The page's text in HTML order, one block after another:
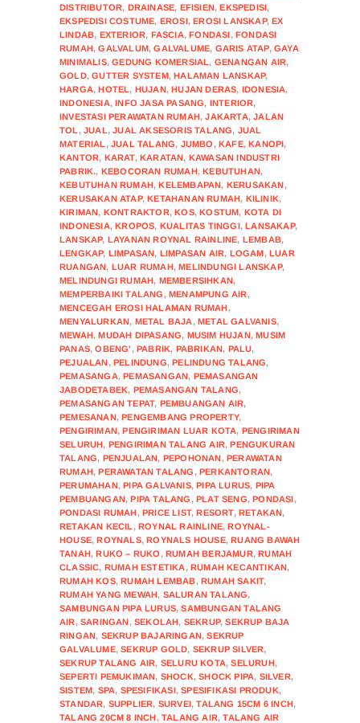
DISTRIBUTOR, DRAINASE, EFISIEN,EKSPEDISI,
EKSPEDISI COSTUME, EROSI,EROSI LANSKAP,EX
LINDAB, EXTERIOR, FASCIA,FONDASI,FONDASI
RUMAH,GALVALUM,GALVALUME, GARIS ATAP,GAYA
MINIMALIS,GEDUNG KOMERSIAL, GENANGAN AIR,
GOLD,GUTTER SYSTEM,HALAMAN LANSKAP,
HARGA,HOTEL, HUJAN,HUJAN DERAS, IDONESIA,
INDONESIA,INFO JASA PASANG, INTERIOR,
INVESTASI PERAWATAN RUMAH,JAKARTA,JALAN
TOL ,JUAL,JUAL AKSESORIS TALANG, JUAL
MATERIAL ,JUAL TALANG, JUMBO ,KAFE,KANOPI,
KANTOR, KARAT,KARATAN, KAWASAN INDUSTRI
PABRIK., KEBOCORAN RUMAH,KEBUTUHAN,
KEBUTUHAN RUMAH,KELEMBAPAN, KERUSAKAN,
KERUSAKAN ATAP,KETAHANAN RUMAH, KILINIK,
KIRIMAN, KONTRAKTOR,KOS,KOSTUM, KOTA DI
INDONESIA,KROPOS, KUALITAS TINGGI,LANSAKAP,
LANSKAP, LAYANAN ROYNAL RAINLINE, LEMBAB,
LENGKAP, LIMPASAN, LIMPASAN AIR, LOGAM,LUAR
RUANGAN, LUAR RUMAH,MELINDUNGI LANSKAP,
MELINDUNGI RUMAH, MEMBERSIHKAN,
MEMPERBAIKI TALANG ,MENAMPUNG AIR,
MENCEGAH EROSI HALAMAN RUMAH,
MENYALURKAN, METAL BAJA,METAL GALVANIS,
MEWAH,MUDAH DIPASANG, MUSIM HUJAN,MUSIM
PANAS,OBENG' ,PABRIK, PABRIKAN, PALU,
PEJUALAN,PELINDUNG,PELINDUNG TALANG,
PEMASANGA,PEMASANGAN, PEMASANGAN
JABODETABEK, PEMASANGAN TALANG,
PEMASANGAN TEPAT, PEMBUANGAN AIR,
PEMESANAN,PENGEMBANG PROPERTY,
PENGIRIMAN,PENGIRIMAN LUAR KOTA, PENGIRIMAN
SELURUH, PENGIRIMAN TALANG AIR,PENGUKURAN
TALANG, PENJUALAN, PEPOHONAN,PERAWATAN
RUMAH,PERAWATAN TALANG ,PERKANTORAN,
PERUMAHAN,PIPA GALVANIS,PIPA LURUS, PIPA
PEMBUANGAN,PIPA TALANG ,PLAT SENG,PONDASI,
PONDASI RUMAH,PRICE LIST,RESORT,RETAKAN,
RETAKAN KECIL ,ROYNAL RAINLINE,ROYNAL-
HOUSE,ROYNALS,ROYNALS HOUSE,RUANG BAWAH
TANAH,RUKO – RUKO ,RUMAH BERJAMUR,RUMAH
CLASSIC, RUMAH ESTETIKA,RUMAH KECANTIKAN,
RUMAH KOS,RUMAH LEMBAB,RUMAH SAKIT,
RUMAH YANG MEWAH, SALURAN TALANG,
SAMBUNGAN PIPA LURUS,SAMBUNGAN TALANG
AIR,SARINGAN,SEKOLAH, SEKRUP,SEKRUP BAJA
RINGAN, SEKRUP BAJARINGAN,SEKRUP
GALVALUME,SEKRUP GOLD, SEKRUP SILVER,
SEKRUP TALANG AIR, SELURU KOTA,SELURUH,
SEPERTI PEMUKIMAN, SHOCK,SHOCK PIPA, SILVER,
SISTEM, SPA, SPESIFIKASI,SPESIFIKASI PRODUK,
STANDAR, SUPPLIER, SURVEI,TALANG 15CM 6 INCH,
TALANG 20CM 8 INCH,TALANG AIR,TALANG AIR